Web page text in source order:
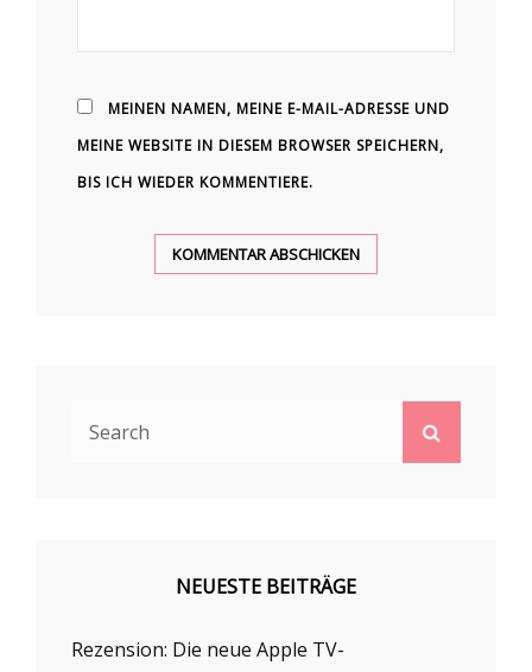
MEINEN NAMEN, MEINE E-MAIL-ADRESSE UND
MEINE WEBSITE IN DIESEM BROWSER SPEICHERN,
BIS ICH WIEDER KOMMENTIERE.
NEUESTE BEITRÄGE
Rezension: Die neue Apple TV-